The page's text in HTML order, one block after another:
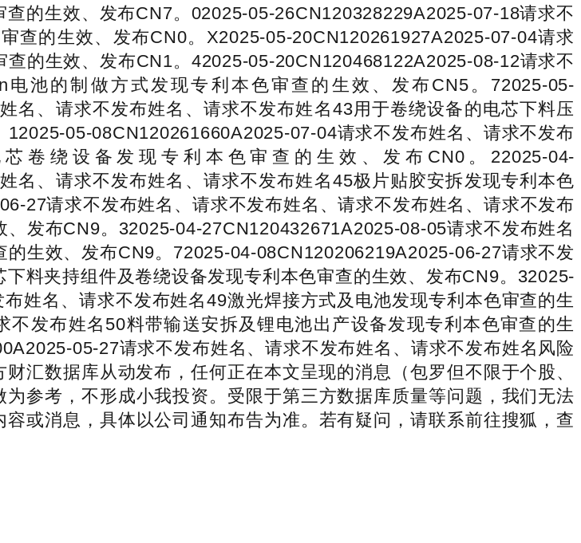
的生效、发布CN7。02025-05-26CN120328229A2025-07-18请求不
查的生效、发布CN0。X2025-05-20CN120261927A2025-07-04请求
的生效、发布CN1。42025-05-20CN120468122A2025-08-12请求不
池的制做方式发现专利本色审查的生效、发布CN5。72025-05-
名、请求不发布姓名、请求不发布姓名43用于卷绕设备的电芯下料压
05-08CN120261660A2025-07-04请求不发布姓名、请求不发布
卷绕设备发现专利本色审查的生效、发布CN0。22025-04-
名、请求不发布姓名、请求不发布姓名45极片贴胶安拆发现专利本色
27请求不发布姓名、请求不发布姓名、请求不发布姓名、请求不发布
发布CN9。32025-04-27CN120432671A2025-08-05请求不发布姓名
生效、发布CN9。72025-04-08CN120206219A2025-06-27请求不发
料夹持组件及卷绕设备发现专利本色审查的生效、发布CN9。32025-
姓名、请求不发布姓名49激光焊接方式及电池发现专利本色审查的生
发布姓名50料带输送安拆及锂电池出产设备发现专利本色审查的生
05-27请求不发布姓名、请求不发布姓名、请求不发布姓名风险
汇数据库从动发布，任何正在本文呈现的消息（包罗但不限于个股、
参考，不形成小我投资。受限于第三方数据库质量等问题，我们无法
或消息，具体以公司通知布告为准。若有疑问，请联系前往搜狐，查